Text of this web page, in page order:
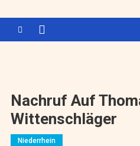
Nachruf Auf
Wittenschläger
Niederrhein